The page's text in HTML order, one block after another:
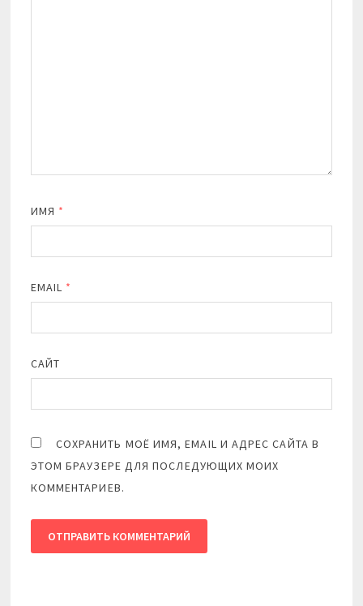
ИМЯ *
EMAIL *
САЙТ
СОХРАНИТЬ МОЁ ИМЯ, EMAIL И АДРЕС САЙТА В
ЭТОМ БРАУЗЕРЕ ДЛЯ ПОСЛЕДУЮЩИХ МОИХ
КОММЕНТАРИЕВ.